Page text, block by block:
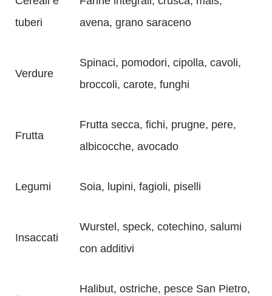
tuberi
avena, grano saraceno
Verdure
Spinaci, pomodori, cipolla, cavoli,
broccoli, carote, funghi
Frutta
Frutta secca, fichi, prugne, pere,
albicocche, avocado
Legumi Soia, lupini, fagioli, piselli
Insaccati
Wurstel, speck, cotechino, salumi
con additivi
Halibut, ostriche, pesce San Pietro,